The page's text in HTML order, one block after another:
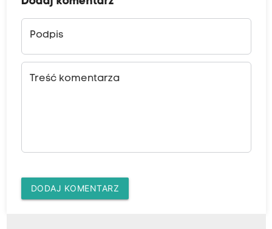
Podpis
Treść komentarza
DODAJ KOMENTARZ